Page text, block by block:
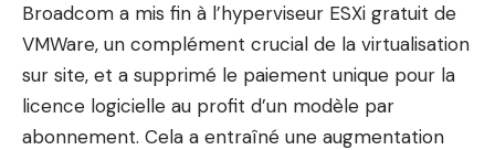
Broadcom a mis fin à l’hyperviseur ESXi gratuit de
VMWare, un complément crucial de la virtualisation
sur site, et a supprimé le paiement unique pour la
licence logicielle au profit d’un modèle par
abonnement. Cela a entraîné une augmentation